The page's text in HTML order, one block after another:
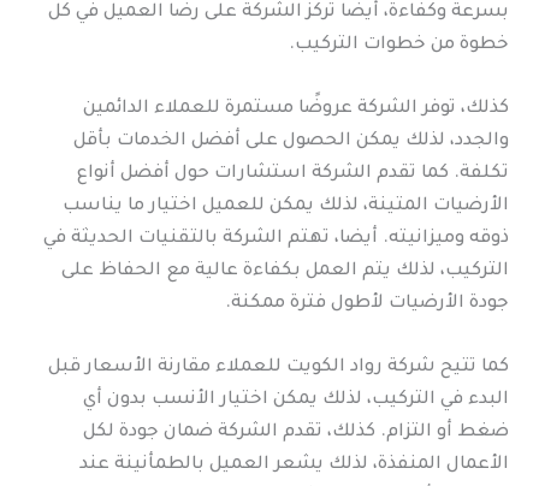
بسرعة وكفاءة، أيضا تركز الشركة على رضا العميل في كل
خطوة من خطوات التركيب.
كذلك، توفر الشركة عروضًا مستمرة للعملاء الدائمين
والجدد، لذلك يمكن الحصول على أفضل الخدمات بأقل
تكلفة. كما تقدم الشركة استشارات حول أفضل أنواع
الأرضيات المتينة، لذلك يمكن للعميل اختيار ما يناسب
ذوقه وميزانيته. أيضا، تهتم الشركة بالتقنيات الحديثة في
التركيب، لذلك يتم العمل بكفاءة عالية مع الحفاظ على
جودة الأرضيات لأطول فترة ممكنة.
كما تتيح شركة رواد الكويت للعملاء مقارنة الأسعار قبل
البدء في التركيب، لذلك يمكن اختيار الأنسب بدون أي
ضغط أو التزام. كذلك، تقدم الشركة ضمان جودة لكل
الأعمال المنفذة، لذلك يشعر العميل بالطمأنينة عند